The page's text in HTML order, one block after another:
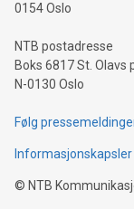
0154 Oslo
NTB postadresse
Boks 6817 St. Olavs
N-0130 Oslo
Følg
Informasjonskapsler
© NTB